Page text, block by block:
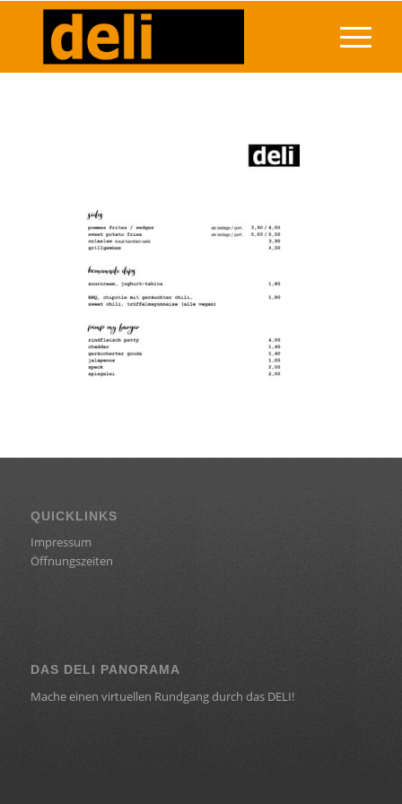
QUICKLINKS
Impressum
Öffnungszeiten
DAS DELI PANORAMA
Mache einen virtuellen Rundgang durch das DELI!